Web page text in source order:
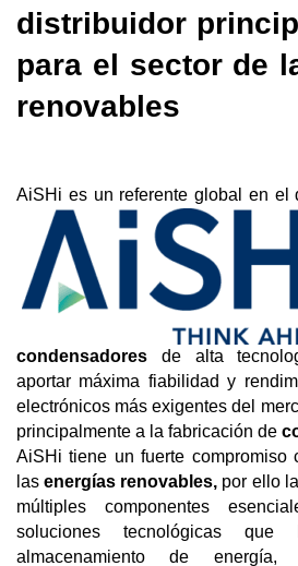
distribuidor
para el sector de
renovables
AiSHi es un referente global en
condensadores de alta
aportar máxima fiabilidad y
electrónicos más exigentes del
principalmente a la fabricación de
AiSHi tiene un fuerte compromiso
las energías renovables, por ello
múltiples componentes
soluciones tecnológicas
almacenamiento de